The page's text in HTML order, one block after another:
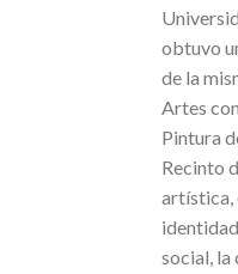
obtuvo
de la
Artes
Pintura
Recinto
artística,
social, la